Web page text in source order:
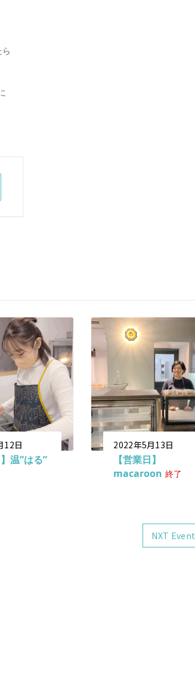
12日
】温”はる”
2022年5月13日
【営業日】
macaroon 終了
NXT Event